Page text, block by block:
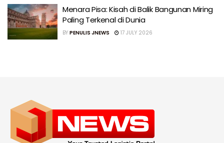
Menara Pisa: Kisah di Balik Bangunan Miring
Paling Terkenal di Dunia
BY PENULIS JNEWS 17 JULY 2026